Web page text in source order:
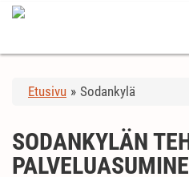
Etusivu » Sodankylä
SODANKYLÄN